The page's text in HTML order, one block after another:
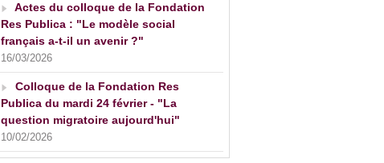
Actes du colloque de la Fondation
Res Publica : "Le modèle social
français a-t-il un avenir ?"
16/03/2026
Colloque de la Fondation Res
Publica du mardi 24 février - "La
question migratoire aujourd'hui"
10/02/2026